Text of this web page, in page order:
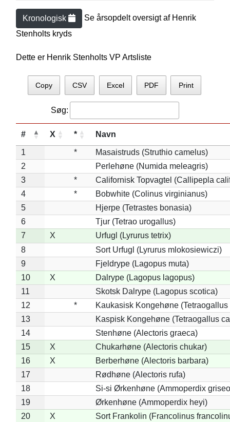
Kronologisk Se årsopdelt oversigt af Henrik
Stenholts kryds
Dette er Henrik Stenholts VP Artsliste
Copy CSV Excel PDF Print
Søg:
# X * Navn
1 *
Masaistruds (Struthio camelus)
2
Perlehøne (Numida meleagris)
3
*
Californisk Topvagtel (Callipepla
4
*
Bobwhite (Colinus virginianus)
5
Hjerpe (Tetrastes bonasia)
6
Tjur (Tetrao urogallus)
7
X
Urfugl (Lyrurus tetrix)
8
Sort Urfugl (Lyrurus mlokosiewiczi)
9
Fjeldrype (Lagopus muta)
10
X
Dalrype (Lagopus lagopus)
11
Skotsk Dalrype (Lagopus scotica)
12
*
Kaukasisk Kongehøne
13
Kaspisk Kongehøne (Tetraogallus
14
Stenhøne (Alectoris graeca)
15
X
Chukarhøne (Alectoris chukar)
16
X
Berberhøne (Alectoris barbara)
17
Rødhøne (Alectoris rufa)
18
Si-si Ørkenhøne (Ammoperdix
19
Ørkenhøne (Ammoperdix heyi)
20
X
Sort Frankolin (Francolinus